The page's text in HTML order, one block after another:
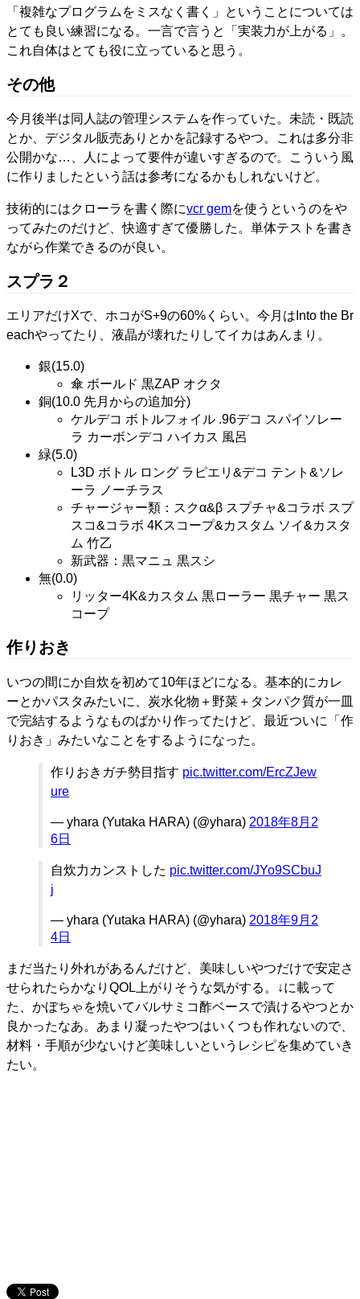
「複雑なプログラムをミスなく書く」ということについては
とても良い練習になる。一言で言うと「実装力が上がる」。
これ自体はとても役に立っていると思う。
その他
今月後半は同人誌の管理システムを作っていた。未読・既読
とか、デジタル販売ありとかを記録するやつ。これは多分非
公開かな…、人によって要件が違いすぎるので。こういう風
に作りましたという話は参考になるかもしれないけど。
技術的にはクローラを書く際にvcr gemを使うというのをや
ってみたのだけど、快適すぎて優勝した。単体テストを書き
ながら作業できるのが良い。
スプラ２
エリアだけXで、ホコがS+9の60%くらい。今月はInto the Br
eachやってたり、液晶が壊れたりしてイカはあんまり。
銀(15.0)
傘 ボールド 黒ZAP オクタ
銅(10.0 先月からの追加分)
ケルデコ ボトルフォイル .96デコ スパイソレー
ラ カーボンデコ ハイカス 風呂
緑(5.0)
L3D ボトル ロング ラピエリ&デコ テント&ソレ
ーラ ノーチラス
チャージャー類：スクα&β スプチャ&コラボ スプ
スコ&コラボ 4Kスコープ&カスタム ソイ&カスタ
ム 竹乙
新武器：黒マニュ 黒スシ
無(0.0)
リッター4K&カスタム 黒ローラー 黒チャー 黒ス
コープ
作りおき
いつの間にか自炊を初めて10年ほどになる。基本的にカレ
ーとかパスタみたいに、炭水化物＋野菜＋タンパク質が一皿
で完結するようなものばかり作ってたけど、最近ついに「作
りおき」みたいなことをするようになった。
作りおきガチ勢目指す pic.twitter.com/ErcZJew
ure
— yhara (Yutaka HARA) (@yhara) 2018年8月2
6日
自炊力カンストした pic.twitter.com/JYo9SCbuJ
j
— yhara (Yutaka HARA) (@yhara) 2018年9月2
4日
まだ当たり外れがあるんだけど、美味しいやつだけで安定さ
せられたらかなりQOL上がりそうな気がする。↓に載って
た、かぼちゃを焼いてバルサミコ酢ベースで漬けるやつとか
良かったなあ。あまり凝ったやつはいくつも作れないので、
材料・手順が少ないけど美味しいというレシピを集めていき
たい。